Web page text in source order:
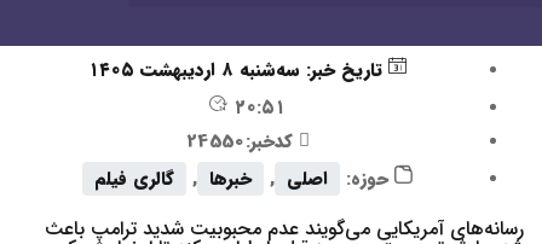
تاریخ خبر: سه‌شنبه ۸ اردیبهشت ۱۴۰۵
۲۰:۵۱
کدخبر:24550
حوزه:
اصلی , خبرها , گالری فیلم
رسانه‌های آمریکایی می‌گویند عدم محبوبیت شدید ترامپ باعث